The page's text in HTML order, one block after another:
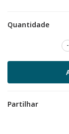
Quantidade
-
Partilhar